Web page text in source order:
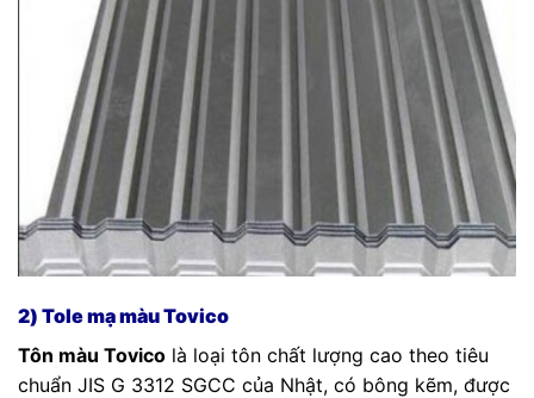
2) Tole mạ màu Tovico
Tôn màu Tovico là loại tôn chất lượng cao theo tiêu
chuẩn JIS G 3312 SGCC của Nhật, có bông kẽm, được